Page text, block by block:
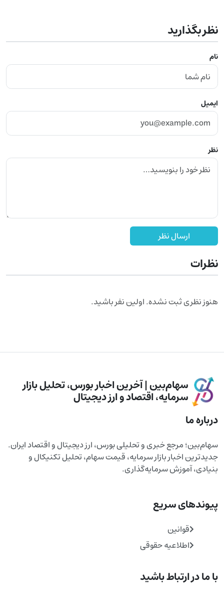
نظر بگذارید
نام
ایمیل
نظر
ارسال نظر
نظرات
هنوز نظری ثبت نشده. اولین نفر باشید.
سهام‌بین | آخرین اخبار بورس، تحلیل بازار
سرمایه، اقتصاد و ارز دیجیتال
درباره ما
سهام‌بین؛ مرجع خبری و تحلیلی بورس، ارز دیجیتال و اقتصاد ایران.
جدیدترین اخبار بازار سرمایه، قیمت سهام، تحلیل تکنیکال و
بنیادی، آموزش سرمایه‌گذاری.
پیوندهای سریع
قوانین
اطلاعیه حقوقی
با ما در ارتباط باشید